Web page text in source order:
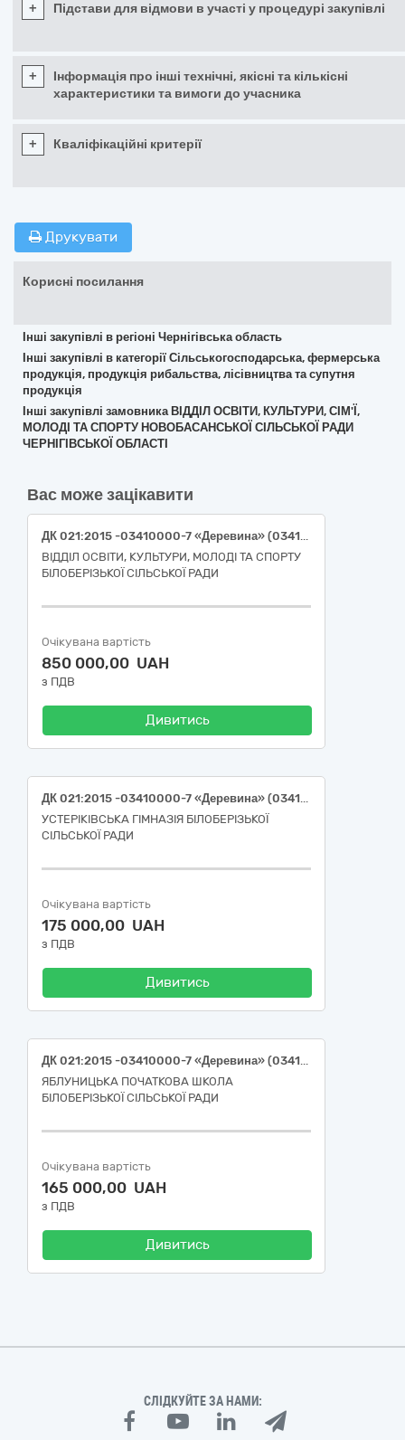
+ Підстави для відмови в участі у процедурі закупівлі
+
Інформація про інші технічні, якісні та кількісні
характеристики та вимоги до учасника
+ Кваліфікаційні критерії
Друкувати
Корисні посилання
Інші закупівлі в регіоні Чернігівська область
Інші закупівлі в категорії Сільськогосподарська, фермерська
продукція, продукція рибальства, лісівництва та супутня
продукція
Інші закупівлі замовника ВІДДІЛ ОСВІТИ, КУЛЬТУРИ, СІМ'Ї,
МОЛОДІ ТА СПОРТУ НОВОБАСАНСЬКОЇ СІЛЬСЬКОЇ РАДИ
ЧЕРНІГІВСЬКОЇ ОБЛАСТІ
Вас може зацікавити
ДК 021:2015 -03410000-7 «Деревина» (03413000-8 «Паливна деревина»)
ВІДДІЛ ОСВІТИ, КУЛЬТУРИ, МОЛОДІ ТА СПОРТУ
БІЛОБЕРІЗЬКОЇ СІЛЬСЬКОЇ РАДИ
Очікувана вартість
850 000,00 UAH
з ПДВ
Дивитись
ДК 021:2015 -03410000-7 «Деревина» (03413000-8 «Паливна деревина»)
УСТЕРІКІВСЬКА ГІМНАЗІЯ БІЛОБЕРІЗЬКОЇ
СІЛЬСЬКОЇ РАДИ
Очікувана вартість
175 000,00 UAH
з ПДВ
Дивитись
ДК 021:2015 -03410000-7 «Деревина» (03413000-8 «Паливна деревина»)
ЯБЛУНИЦЬКА ПОЧАТКОВА ШКОЛА
БІЛОБЕРІЗЬКОЇ СІЛЬСЬКОЇ РАДИ
Очікувана вартість
165 000,00 UAH
з ПДВ
Дивитись
СЛІДКУЙТЕ ЗА НАМИ: